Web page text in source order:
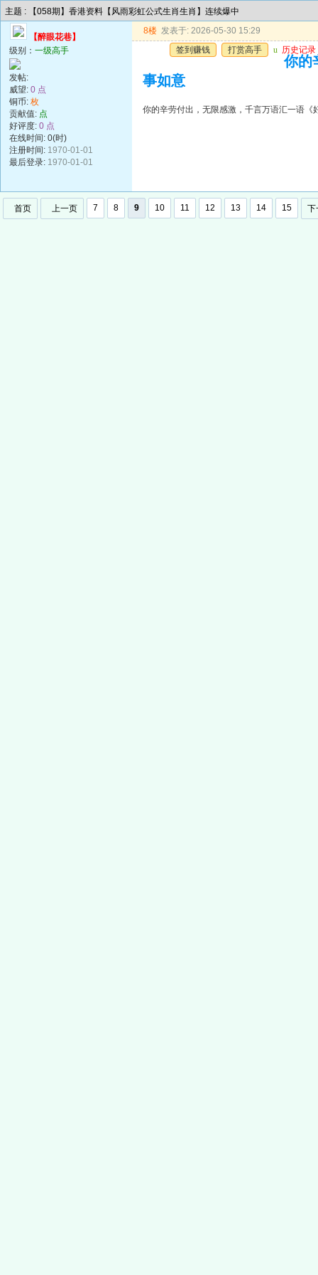
主题 : 【058期】香港资料【风雨彩虹公式生肖生肖】连续爆中
【醉眼花巷】
级别： 一级高手
发帖:
威望: 0 点
铜币: 枚
贡献值: 点
好评度: 0 点
在线时间: 0(时)
注册时间: 1970-01-01
最后登录: 1970-01-01
8楼 发表于: 2026-05-30 15:29
签到赚钱
打赏高手 u 历史记录
你的
事如意
你的辛劳付出，无限感激，千言万语汇一语《
首页 上一页 7 8 9 10 11 12 13 14 15 下